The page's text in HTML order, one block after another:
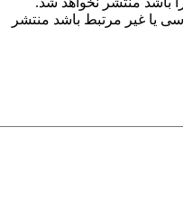
یا غیر مرتبط باشد منتشر